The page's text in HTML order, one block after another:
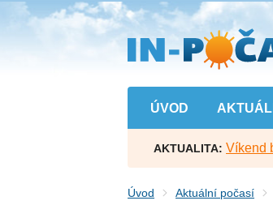
Přejít
na
hlavní
obsah
ÚVOD
AKTUALITA: Víkend
Úvod Aktuální počasí